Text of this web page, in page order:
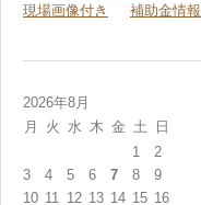
現場画像付き
補助金情報
2026年8月
月
火 水 木 金 土
日
1
2
3
4 5 6 7 8
9
10 11 12 13 14 15 16